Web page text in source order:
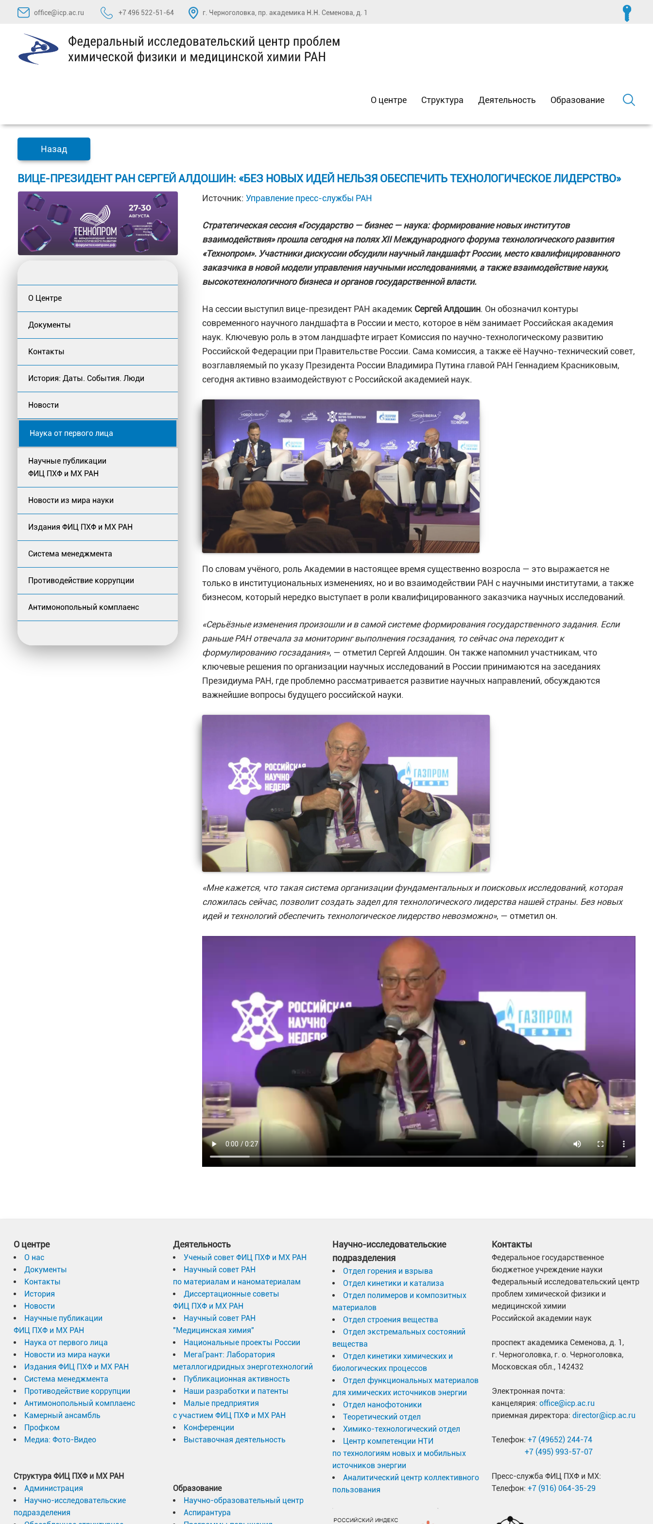
Перейти
содержимому
office@icp.ac.ru +7 496 522-51-64 г. Черноголовка, пр. академика Н.Н. Семенова, д. 1
О центре Структура Деятельность Образование
Назад
ВИЦЕ-ПРЕЗИДЕНТ РАН СЕРГЕЙ АЛДОШИН: «БЕЗ НОВЫХ ИДЕЙ НЕЛЬЗЯ ОБЕСПЕЧИТЬ ТЕХНОЛОГИЧЕСКОЕ ЛИДЕРСТВО»
О Центре
Документы
Контакты
История: Даты. События. Люди
Новости
Наука от первого лица
Научные публикации
ФИЦ ПХФ и МХ РАН
Новости из мира науки
Издания ФИЦ ПХФ и МХ РАН
Система менеджмента
Противодействие коррупции
Антимонопольный комплаенс
Источник: Управление пресс-службы РАН
Стратегическая сессия «Государство — бизнес — наука: формирование новых институтов
взаимодействия» прошла сегодня на полях XII Международного форума технологического развития
«Технопром». Участники дискуссии обсудили научный ландшафт России, место квалифицированного
заказчика в новой модели управления научными исследованиями, а также взаимодействие науки,
высокотехнологичного бизнеса и органов государственной власти.
На сессии выступил вице-президент РАН академик Сергей Алдошин. Он обозначил контуры
современного научного ландшафта в России и место, которое в нём занимает Российская академия
наук. Ключевую роль в этом ландшафте играет Комиссия по научно-технологическому развитию
Российской Федерации при Правительстве России. Сама комиссия, а также её Научно-технический совет,
возглавляемый по указу Президента России Владимира Путина главой РАН Геннадием Красниковым,
сегодня активно взаимодействуют с Российской академией наук.
По словам учёного, роль Академии в настоящее время существенно возросла — это выражается не
только в институциональных изменениях, но и во взаимодействии РАН с научными институтами, а также
бизнесом, который нередко выступает в роли квалифицированного заказчика научных исследований.
«Серьёзные изменения произошли и в самой системе формирования государственного задания. Если
раньше РАН отвечала за мониторинг выполнения госзадания, то сейчас она переходит к
формулированию госзадания», — отметил Сергей Алдошин. Он также напомнил участникам, что
ключевые решения по организации научных исследований в России принимаются на заседаниях
Президиума РАН, где проблемно рассматривается развитие научных направлений, обсуждаются
важнейшие вопросы будущего российской науки.
«Мне кажется, что такая система организации фундаментальных и поисковых исследований, которая
сложилась сейчас, позволит создать задел для технологического лидерства нашей страны. Без новых
идей и технологий обеспечить технологическое лидерство невозможно», — отметил он.
О центре
О нас
Документы
Контакты
История
Новости
Научные публикации
ФИЦ ПХФ и МХ РАН
Наука от первого лица
Новости из мира науки
Издания ФИЦ ПХФ и МХ РАН
Система менеджмента
Противодействие коррупции
Антимонопольный комплаенс
Камерный ансамбль
Профком
Медиа: Фото-Видео
Структура ФИЦ ПХФ и МХ РАН
Администрация
Научно-исследовательские
подразделения
Деятельность
Ученый совет ФИЦ ПХФ и МХ РАН
Научный совет РАН
по материалам и наноматериалам
Диссертационные советы
ФИЦ ПХФ и МХ РАН
Научный совет РАН
"Медицинская химия"
Национальные проекты России
МегаГрант: Лаборатория
металлогидридных энерготехнологий
Публикационная активность
Наши разработки и патенты
Малые предприятия
с участием ФИЦ ПХФ и МХ РАН
Конференции
Выставочная деятельность
Образование
Научно-образовательный центр
Аспирантура
Научно-исследовательские
подразделения
Отдел горения и взрыва
Отдел кинетики и катализа
Отдел полимеров и композитных
материалов
Отдел строения вещества
Отдел экстремальных состояний
вещества
Отдел кинетики химических и
биологических процессов
Отдел функциональных материалов
для химических источников энергии
Отдел нанофотоники
Теоретический отдел
Химико-технологический отдел
Центр компетенции НТИ
по технологиям новых и мобильных
источников энергии
Аналитический центр коллективного
пользования
Контакты
Федеральное государственное
бюджетное учреждение науки
Федеральный исследовательский центр
проблем химической физики и
медицинской химии
Российской академии наук
проспект академика Семенова, д. 1,
г. Черноголовка, г. о. Черноголовка,
Московская обл., 142432
Электронная почта:
канцелярия: office@icp.ac.ru
приемная директора: director@icp.ac.ru
Телефон: +7 (49652) 244-74
+7 (495) 993-57-07
Пресс-служба ФИЦ ПХФ и МХ:
Телефон: +7 (916) 064-35-29